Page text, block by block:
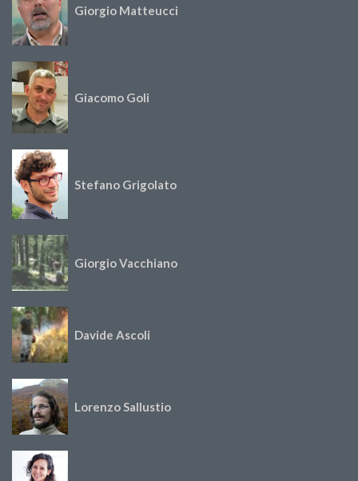
Giorgio Matteucci
Giacomo Goli
Stefano Grigolato
Giorgio Vacchiano
Davide Ascoli
Lorenzo Sallustio